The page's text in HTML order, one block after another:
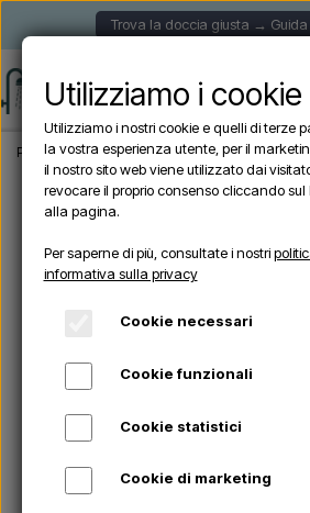
Trova la doccia giusta →
Pagina iniziale Doccia da giardino Docce
Utilizziamo i cookie
Utilizziamo i nostri cookie e quelli di terze
la vostra esperienza utente, per il
il nostro sito web viene utilizzato dai
revocare il proprio consenso cliccando
alla pagina.
Per saperne di più, consultate i nostri
informativa sulla privacy
Cookie necessari
Cookie funzionali
Cookie statistici
Cookie di marketing